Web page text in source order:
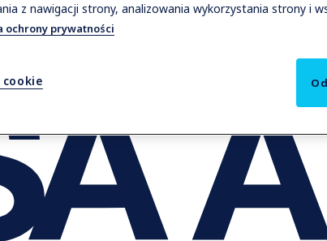
z nawigacji strony, analizowania wykorzystania strony i
ochrony prywatności